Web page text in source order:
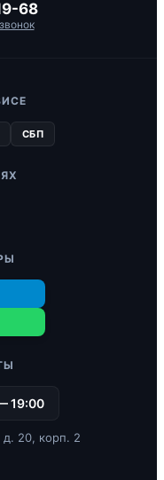
68
СБП
19:00
д. 20, корп. 2